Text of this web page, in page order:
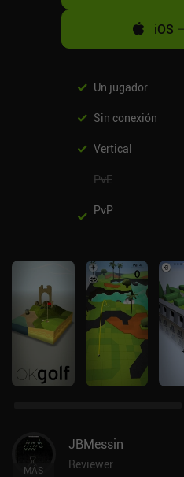
iOS
Un jugador
Sin conexión
Vertical
PvE
PvP
MÁS
JBMessin
Reviewer